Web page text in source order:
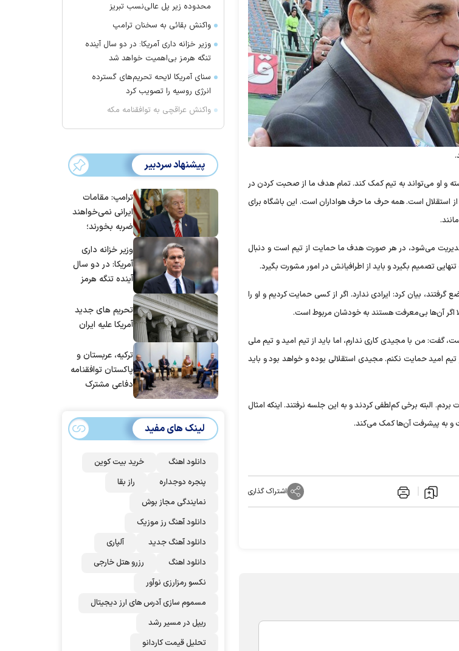
و او می‌تواند به تیم کمک کند. تمام هدف ما از صحبت کردن در
استقلال است. همه حرف ما حرف هواداران است. این باشگاه برای
می‌شود، در هر صورت هدف ما حمایت از تیم است و دنبال
تصمیم بگیرد و باید از اطرافیانش در امور مشورت بگیرد.
بیان کرد: ایرادی ندارد. اگر از کسی حمایت کردیم و او را
اگر آن‌ها بی‌معرفت هستند به خودشان مربوط است.
من با مجیدی کاری ندارم، اما باید از تیم امید و تیم ملی
امید حمایت نکنم. مجیدی استقلالی بوده و خواهد بود و باید
البته برخی کم‌لطفی کردند و به این جلسه نرفتند. اینکه امثال
و به پیشرفت آن‌ها کمک می‌کند.
اشتراک گذاری
محدوده زیر پل عالی‌نسب تبریز
واکنش بقائی به سخنان ترامپ
وزیر خزانه داری آمریکا: در دو سال آینده
تنگه هرمز بی‌اهمیت خواهد شد
سنای آمریکا لایحه تحریم‌های گسترده
انرژی روسیه را تصویب کرد
واکنش عراقچی به توافقنامه مکه
پیشنهاد سردبیر
ترامپ: مقامات
ایرانی نمی‌خواهند
ضربه بخورند؛
توافق برسند
وزیر خزانه داری
آمریکا: در دو سال
آینده تنگه هرمز
شد
تحریم های جدید
آمریکا علیه ایران
ترکیه، عربستان و
پاکستان توافقنامه
دفاعی مشترک
لینک های مفید
دانلود اهنگ
خرید بیت کوین
پنجره دوجداره
راز بقا
نمایندگی مجاز بوش
دانلود آهنگ رز‌ موزیک
دانلود آهنگ جدید
آلپاری
دانلود اهنگ
رزرو هتل خارجی
نکسو رمزارزی نوآور
مسموم سازی آدرس های ارز دیجیتال
ریپل در مسیر رشد
تحلیل قیمت کاردانو